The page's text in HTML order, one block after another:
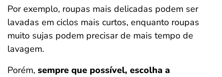
Por exemplo, roupas mais delicadas podem ser
lavadas em ciclos mais curtos, enquanto roupas
muito sujas podem precisar de mais tempo de
lavagem.
Porém, sempre que possível, escolha a